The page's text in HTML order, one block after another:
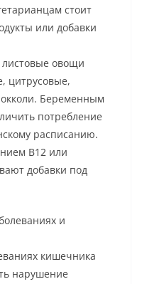
стоит
или добавки
овощи
цитрусовые,
Беременным
потребление
расписанию.
B12 или
добавки под
и
кишечника
нарушение